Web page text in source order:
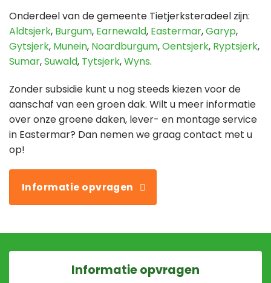
Onderdeel van de gemeente Tietjerksteradeel zijn:
Aldtsjerk, Burgum, Earnewald, Eastermar,Garyp,
Gytsjerk, Munein, Noardburgum,Oentsjerk, Ryptsjerk,
Sumar,Suwald, Tytsjerk,Wyns.
Zonder subsidie kunt u nog steeds kiezen voor de
aanschaf van een groen dak. Wilt u meer informatie
over onze groene daken, lever- en montage service
in Eastermar? Dan nemen we graag contact met u
op!
Informatie opvragen
Informatie opvragen